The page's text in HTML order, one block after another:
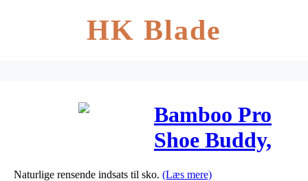
HK Blade
Bamboo Pro
Shoe Buddy,
Lugtfjerner
Naturlige rensende indsats til sko. (Læs mere)